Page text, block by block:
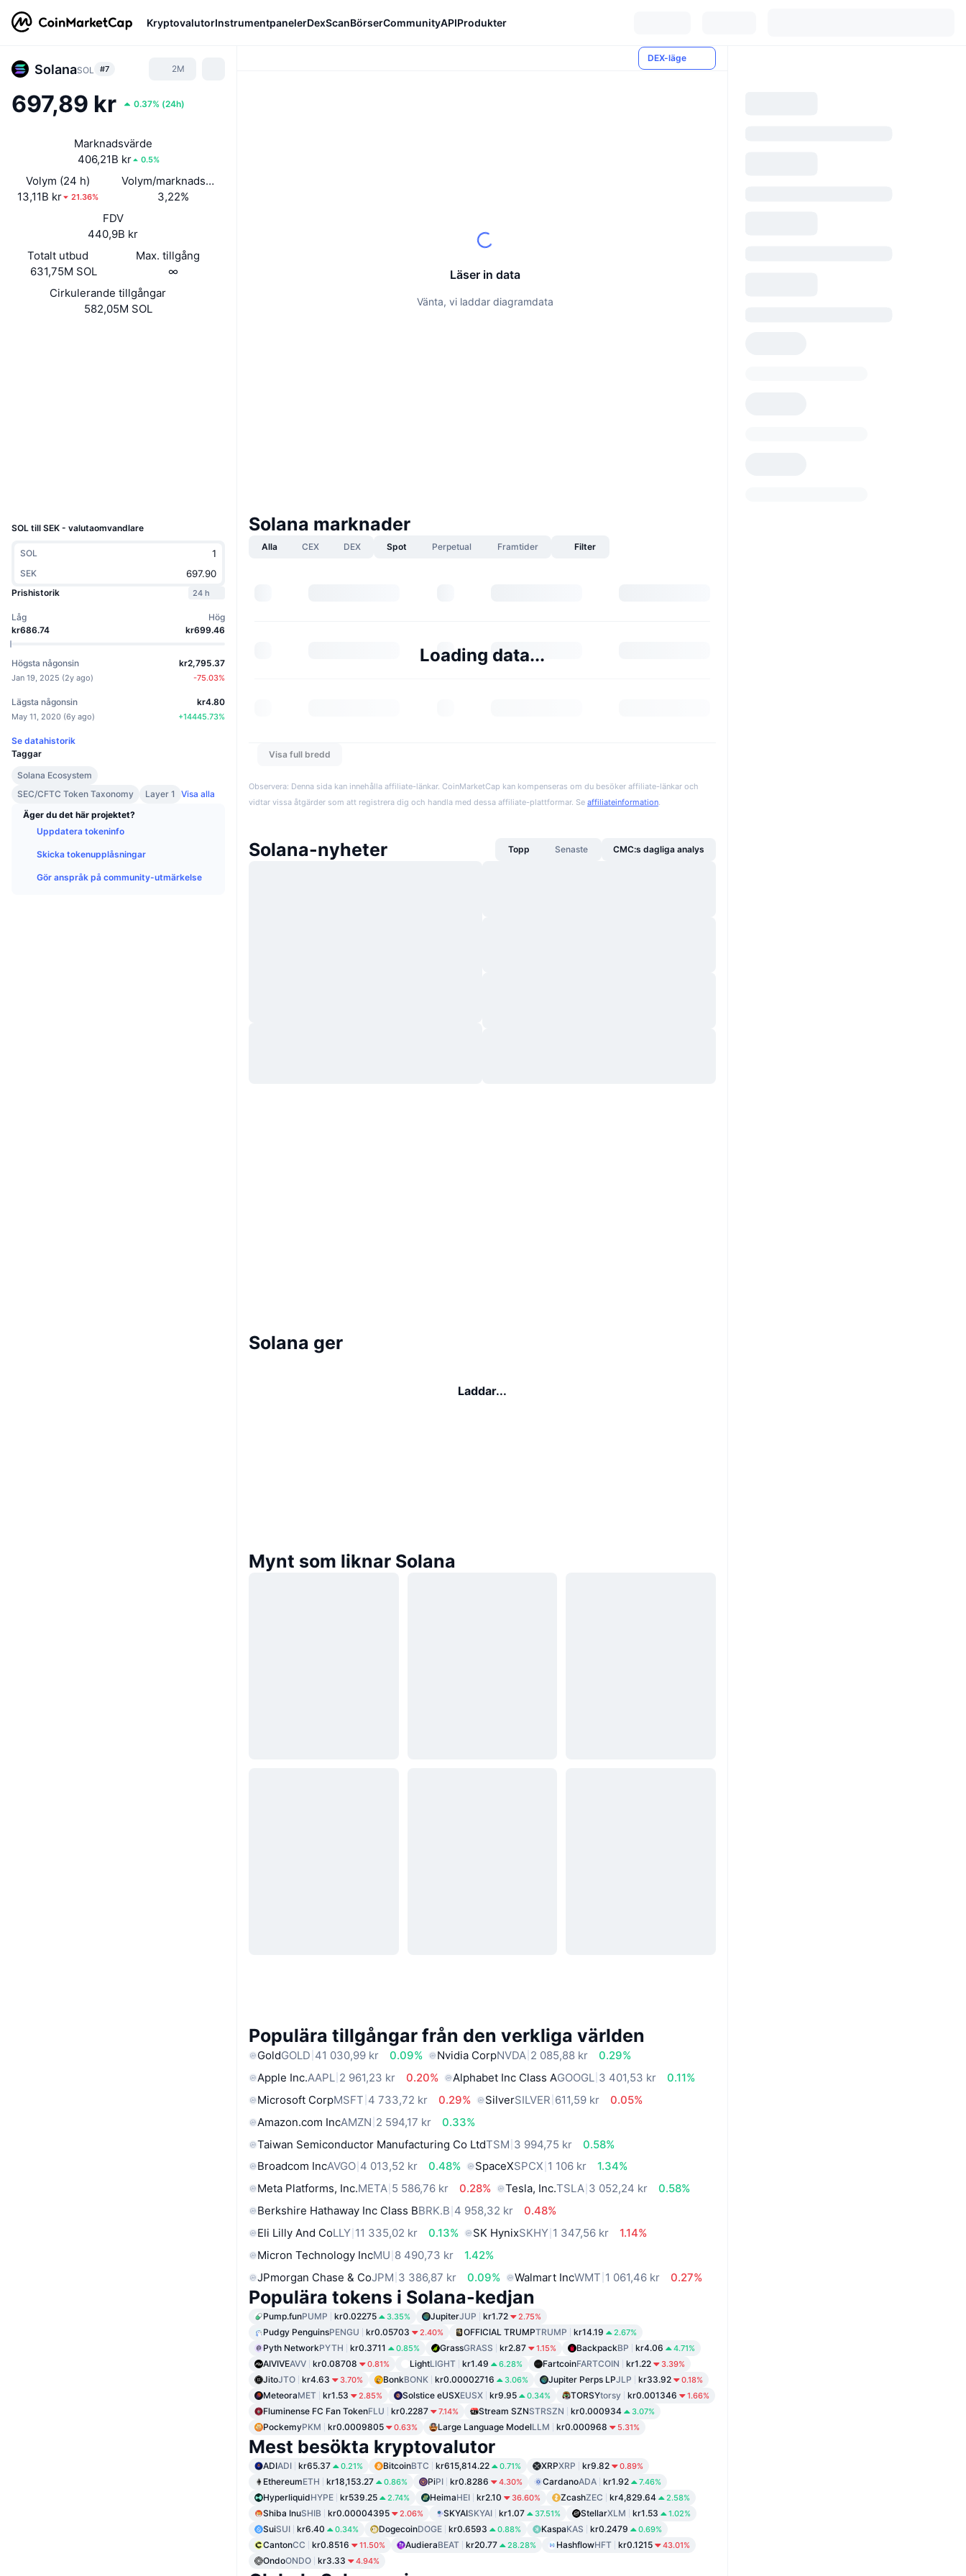
KryptovalutorInstrumentpanelerDexScanBörserCommunityAPIProdukter
SolanaSOL #7 2M
697,89 kr 0.37% (24h)
Marknadsvärde
406,21B kr
0.5%
Volym (24 h)
13,11B kr
21.36%
Volym/marknadsvärde (24h)
3,22%
FDV
440,9B kr
Totalt utbud
631,75M SOL
Max. tillgång
∞
Cirkulerande tillgångar
582,05M SOL
SOL till SEK - valutaomvandlare
SOL
SEK
Prishistorik
24 h
Låg
kr686.74
Hög
kr699.46
Högsta någonsin
Jan 19, 2025 (2y ago)
kr2,795.37
-75.03%
Lägsta någonsin
May 11, 2020 (6y ago)
kr4.80
+14445.73%
Se datahistorik
Taggar
Solana Ecosystem
SEC/CFTC Token Taxonomy
Layer 1
Visa alla
Äger du det här projektet?
Uppdatera tokeninfo
Skicka tokenupplåsningar
Gör anspråk på community-utmärkelse
DEX-läge
Läser in data
Vänta, vi laddar diagramdata
Solana marknader
Alla CEX DEX Spot Perpetual Framtider Filter
Loading data...
Visa full bredd
Observera: Denna sida kan innehålla affiliate-länkar. CoinMarketCap kan kompenseras om du besöker affiliate-länkar och
vidtar vissa åtgärder som att registrera dig och handla med dessa affiliate-plattformar. Se affiliateinformation.
Solana-nyheter Topp Senaste CMC:s dagliga analys
Solana ger
Laddar...
Mynt som liknar Solana
Populära tillgångar från den verkliga världen
GoldGOLD 41 030,99 kr 0.09% Nvidia CorpNVDA 2 085,88 kr
0.29%
Apple Inc.AAPL 2 961,23 kr 0.20% Alphabet Inc Class AGOOGL 3 401,53 kr
0.11%
Microsoft CorpMSFT 4 733,72 kr 0.29% SilverSILVER 611,59 kr
0.05%
Amazon.com IncAMZN 2 594,17 kr
0.33%
Taiwan Semiconductor Manufacturing Co LtdTSM 3 994,75 kr
0.58%
Broadcom IncAVGO 4 013,52 kr 0.48% SpaceXSPCX 1 106 kr
1.34%
Meta Platforms, Inc.META 5 586,76 kr 0.28% Tesla, Inc.TSLA 3 052,24 kr
0.58%
Berkshire Hathaway Inc Class BBRK.B 4 958,32 kr
0.48%
Eli Lilly And CoLLY 11 335,02 kr 0.13% SK HynixSKHY 1 347,56 kr
1.14%
Micron Technology IncMU 8 490,73 kr
1.42%
JPmorgan Chase & CoJPM 3 386,87 kr 0.09% Walmart IncWMT 1 061,46 kr 0.27%
Populära tokens i Solana-kedjan
Pump.funPUMP kr0.02275 3.35% JupiterJUP kr1.72 2.75%
Pudgy PenguinsPENGU kr0.05703 2.40% OFFICIAL TRUMPTRUMP kr14.19 2.67%
Pyth NetworkPYTH kr0.3711 0.85% GrassGRASS kr2.87 1.15% BackpackBP kr4.06 4.71%
AIVIVEAVV kr0.08708 0.81% LightLIGHT kr1.49 6.28% FartcoinFARTCOIN kr1.22 3.39%
JitoJTO kr4.63 3.70% BonkBONK kr0.00002716 3.06% Jupiter Perps LPJLP kr33.92 0.18%
MeteoraMET kr1.53 2.85% Solstice eUSXEUSX kr9.95 0.34% TORSYtorsy kr0.001346 1.66%
Fluminense FC Fan TokenFLU kr0.2287 7.14% Stream SZNSTRSZN kr0.000934 3.07%
PockemyPKM kr0.0009805 0.63% Large Language ModelLLM kr0.000968 5.31%
Mest besökta kryptovalutor
ADIADI kr65.37 0.21% BitcoinBTC kr615,814.22 0.71% XRPXRP kr9.82 0.89%
EthereumETH kr18,153.27 0.86% PiPI kr0.8286 4.30% CardanoADA kr1.92 7.46%
HyperliquidHYPE kr539.25 2.74% HeimaHEI kr2.10 36.60% ZcashZEC kr4,829.64 2.58%
Shiba InuSHIB kr0.00004395 2.06% SKYAISKYAI kr1.07 37.51% StellarXLM kr1.53 1.02%
SuiSUI kr6.40 0.34% DogecoinDOGE kr0.6593 0.88% KaspaKAS kr0.2479 0.69%
CantonCC kr0.8516 11.50% AudieraBEAT kr20.77 28.28% HashflowHFT kr0.1215 43.01%
OndoONDO kr3.33 4.94%